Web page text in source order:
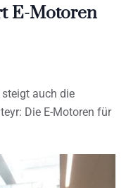
E-Motoren
auch die
Die E-Motoren für